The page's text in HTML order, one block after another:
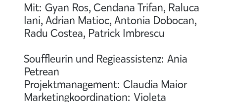
Mit: Gyan Ros, Cendana Trifan, Raluca
Iani, Adrian Matioc, Antonia Dobocan,
Radu Costea, Patrick Imbrescu
Souffleurin und Regieassistenz: Ania
Petrean
Projektmanagement: Claudia Maior
Marketingkoordination: Violeta